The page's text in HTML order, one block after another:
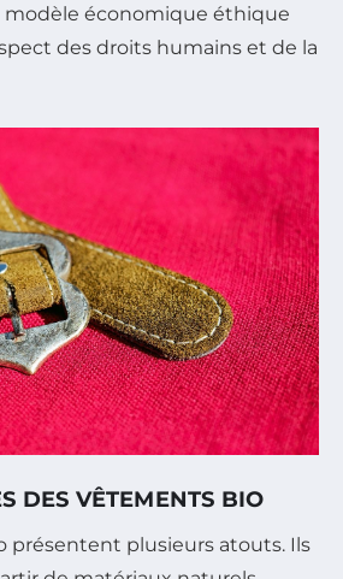
modèle économique éthique
des droits humains et de la
DES VÊTEMENTS BIO
présentent plusieurs atouts. Ils